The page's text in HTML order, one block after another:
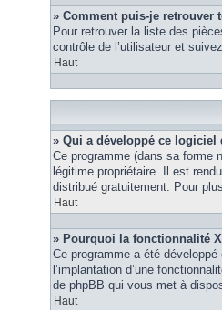
» Comment puis-je retrouver
Pour retrouver la liste des
contrôle de l’utilisateur et
Haut
» Qui a développé ce logiciel
Ce programme (dans sa forme
légitime propriétaire. Il est
distribué gratuitement. Pour
Haut
» Pourquoi la fonctionnalité
Ce programme a été
l’implantation d’une
de phpBB qui vous met à
Haut